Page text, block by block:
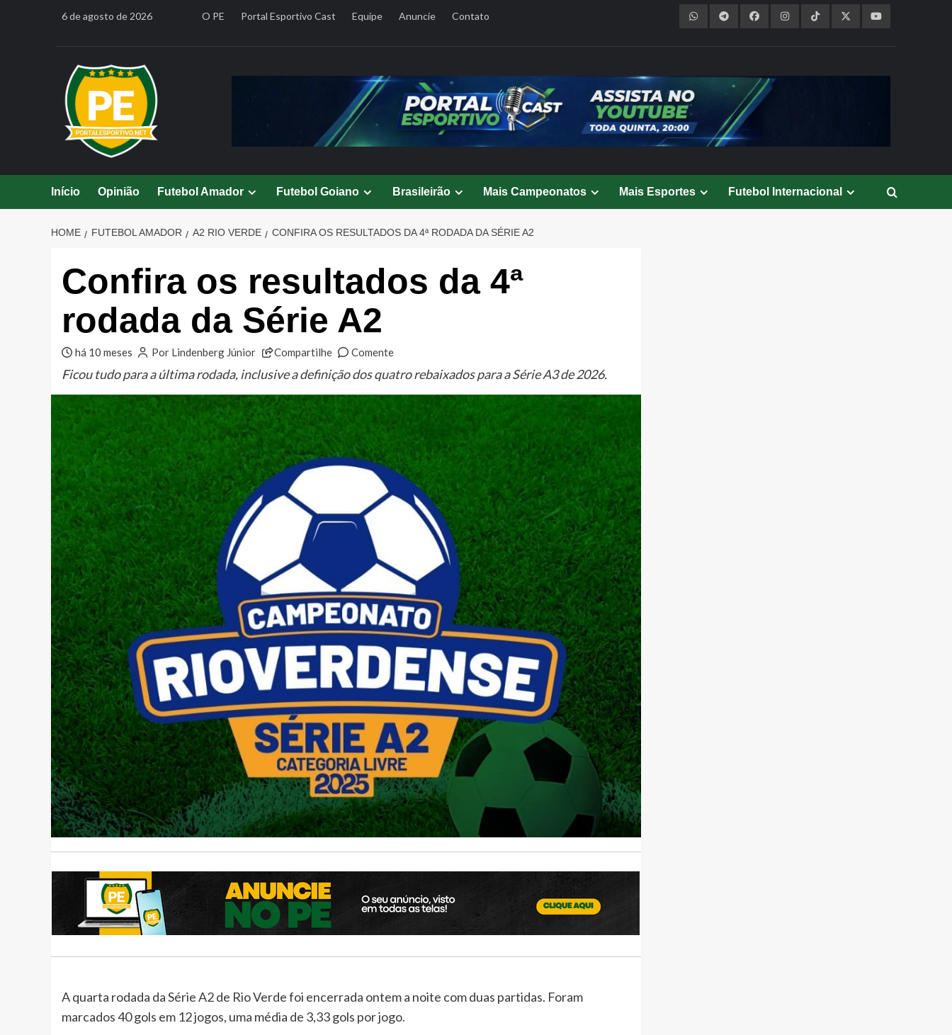
6 de agosto de 2026 O PE Portal Esportivo Cast Equipe Anuncie Contato
Início Opinião Futebol Amador Futebol Goiano Brasileirão Mais Campeonatos Mais Esportes Futebol Internacional
HOME FUTEBOL AMADOR A2 RIO VERDE CONFIRA OS RESULTADOS DA 4ª RODADA DA SÉRIE A2
Confira os resultados da 4ª
rodada da Série A2
há 10 meses Por Lindenberg Júnior Compartilhe Comente
Ficou tudo para a última rodada, inclusive a definição dos quatro rebaixados para a Série A3 de 2026.
A quarta rodada da Série A2 de Rio Verde foi encerrada ontem a noite com duas partidas. Foram
marcados 40 gols em 12 jogos, uma média de 3,33 gols por jogo.